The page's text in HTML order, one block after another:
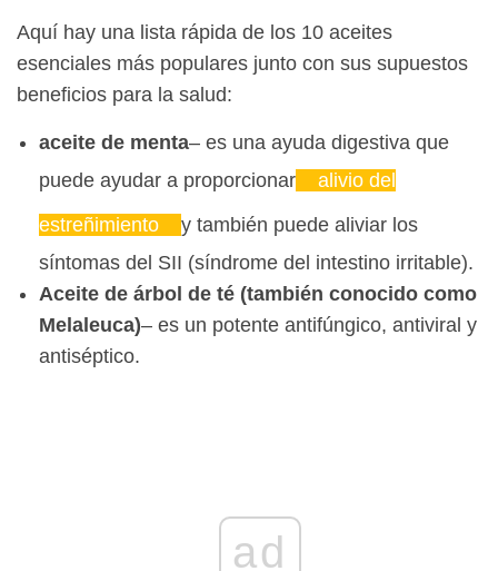
Aquí hay una lista rápida de los 10 aceites
esenciales más populares junto con sus supuestos
beneficios para la salud:
aceite de menta– es una ayuda digestiva que
puede ayudar a proporcionar
alivio del
estreñimiento
y también puede aliviar los
síntomas del SII (síndrome del intestino irritable).
Aceite de árbol de té (también conocido como
Melaleuca)– es un potente antifúngico, antiviral y
antiséptico.
ad